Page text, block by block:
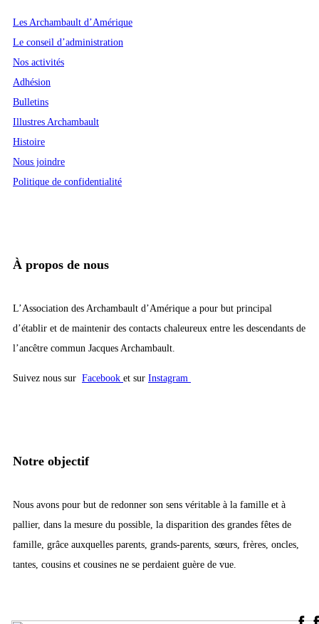
Les Archambault d’Amérique
Le conseil d’administration
Nos activités
Adhésion
Bulletins
Illustres Archambault
Histoire
Nous joindre
Politique de confidentialité
À propos de nous
L’Association des Archambault d’Amérique a pour but principal
d’établir et de maintenir des contacts chaleureux entre les descendants de
l’ancêtre commun Jacques Archambault.
Suivez nous sur Facebook et sur Instagram
Notre objectif
Nous avons pour but de redonner son sens véritable à la famille et à
pallier, dans la mesure du possible, la disparition des grandes fêtes de
famille, grâce auxquelles parents, grands-parents, sœurs, frères, oncles,
tantes, cousins et cousines ne se perdaient guère de vue.